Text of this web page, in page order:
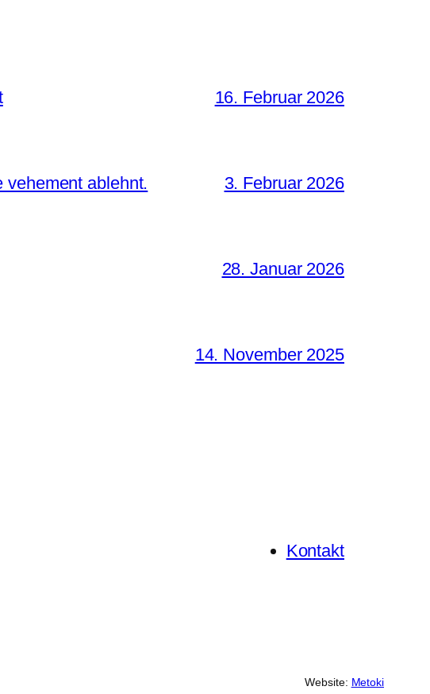
16. Februar 2026
vehement ablehnt. 3. Februar 2026
28. Januar 2026
14. November 2025
Kontakt
Website: Metoki